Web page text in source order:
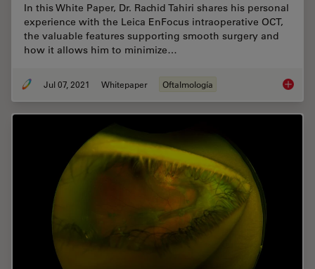
In this White Paper, Dr. Rachid Tahiri shares his personal
experience with the Leica EnFocus intraoperative OCT,
the valuable features supporting smooth surgery and
how it allows him to minimize…
Jul 07, 2021 Whitepaper Oftalmología